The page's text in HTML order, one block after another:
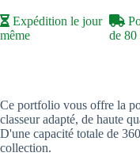
Expédition le jour
même
de 80
Ce portfolio vous offre la
classeur adapté, de haute
D'une capacité totale de
collection.